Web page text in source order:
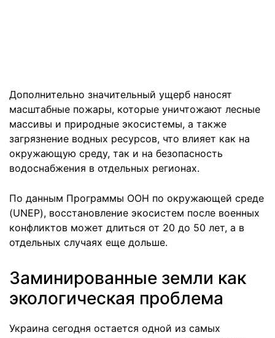
Дополнительно значительный ущерб наносят
масштабные пожары, которые уничтожают лесные
массивы и природные экосистемы, а также
загрязнение водных ресурсов, что влияет как на
окружающую среду, так и на безопасность
водоснабжения в отдельных регионах.
По данным Программы ООН по окружающей среде
(UNEP), восстановление экосистем после военных
конфликтов может длиться от 20 до 50 лет, а в
отдельных случаях еще дольше.
Заминированные земли как
экологическая проблема
Украина сегодня остается одной из самых